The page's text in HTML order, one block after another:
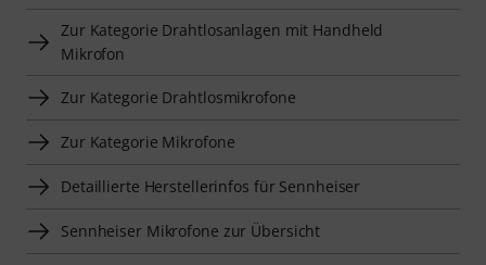
Zur Kategorie Drahtlosanlagen mit Handheld
Mikrofon
Zur Kategorie Drahtlosmikrofone
Zur Kategorie Mikrofone
Detaillierte Herstellerinfos für Sennheiser
Sennheiser Mikrofone zur Übersicht